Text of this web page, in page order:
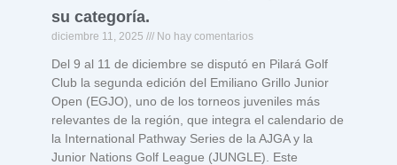
su categoría.
diciembre 11, 2025 No hay comentarios
Del 9 al 11 de diciembre se disputó en Pilará Golf
Club la segunda edición del Emiliano Grillo Junior
Open (EGJO), uno de los torneos juveniles más
relevantes de la región, que integra el calendario de
la International Pathway Series de la AJGA y la
Junior Nations Golf League (JUNGLE). Este